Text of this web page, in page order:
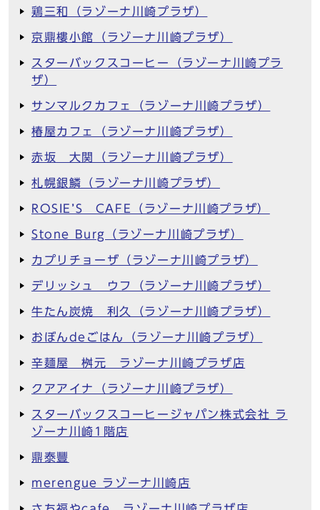
鶏三和（ラゾーナ川崎プラザ）
京鼎樓小館（ラゾーナ川崎プラザ）
スターバックスコーヒー（ラゾーナ川崎プラ
ザ）
サンマルクカフェ（ラゾーナ川崎プラザ）
椿屋カフェ（ラゾーナ川崎プラザ）
赤坂 大関（ラゾーナ川崎プラザ）
札幌銀鱗（ラゾーナ川崎プラザ）
ROSIE’S CAFE（ラゾーナ川崎プラザ）
Stone Burg（ラゾーナ川崎プラザ）
カプリチョーザ（ラゾーナ川崎プラザ）
デリッシュ ウフ（ラゾーナ川崎プラザ）
牛たん炭焼 利久（ラゾーナ川崎プラザ）
おぼんdeごはん（ラゾーナ川崎プラザ）
辛麺屋 桝元 ラゾーナ川崎プラザ店
クアアイナ（ラゾーナ川崎プラザ）
スターバックスコーヒージャパン株式会社 ラ
ゾーナ川崎1階店
鼎泰豐
merengue ラゾーナ川崎店